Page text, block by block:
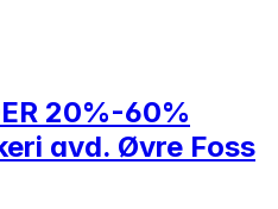
20%-60%
avd. Øvre Foss